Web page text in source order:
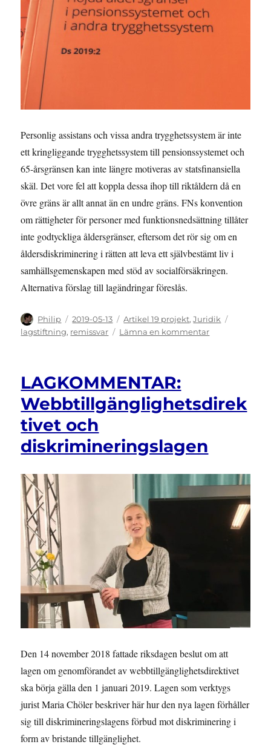
Personlig assistans och vissa andra trygghetssystem är inte
ett kringliggande trygghetssystem till pensionssystemet och
65-årsgränsen kan inte längre motiveras av statsfinansiella
skäl. Det vore fel att koppla dessa ihop till riktåldern då en
övre gräns är allt annat än en undre gräns. FNs konvention
om rättigheter för personer med funktionsnedsättning tillåter
inte godtyckliga åldersgränser, eftersom det rör sig om en
åldersdiskriminering i rätten att leva ett självbestämt liv i
samhällsgemenskapen med stöd av socialförsäkringen.
Alternativa förslag till lagändringar föreslås.
Författare
Philip
Publicerat
den
2019-05-13 Kategorier
Artikel 19 projekt,Juridik
lagstiftning, remissvar Lämna en kommentartill
Höjda
åldersgränser
LAGKOMMENTAR:
Webbtillgänglighetsdirek
tivet och
diskrimineringslagen
Den 14 november 2018 fattade riksdagen beslut om att
lagen om genomförandet av webbtillgänglighetsdirektivet
ska börja gälla den 1 januari 2019. Lagen som verktygs
jurist Maria Chöler beskriver här hur den nya lagen förhåller
sig till diskrimineringslagens förbud mot diskriminering i
form av bristande tillgänglighet.